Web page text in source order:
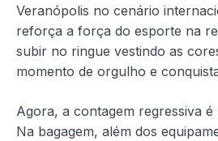
Veranópolis no cenário
reforça a força do esporte na
subir no ringue vestindo as
momento de orgulho e
Agora, a contagem regressiva
Na bagagem, além dos